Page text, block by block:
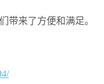
带来了方便和满足。